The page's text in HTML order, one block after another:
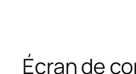
Écran de